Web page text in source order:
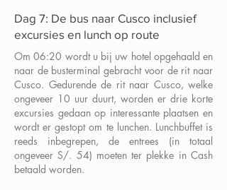
Dag 7: De bus naar Cusco inclusief
excursies en lunch op route
Om 06:20 wordt u bij uw hotel opgehaald en
naar de busterminal gebracht voor de rit naar
Cusco. Gedurende de rit naar Cusco, welke
ongeveer 10 uur duurt, worden er drie korte
excursies gedaan op interessante plaatsen en
wordt er gestopt om te lunchen. Lunchbuffet is
reeds inbegrepen, de entrees (in totaal
ongeveer S/. 54) moeten ter plekke in Cash
betaald worden.